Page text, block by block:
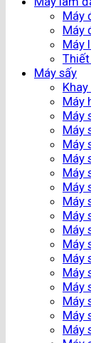
Máy
Máy
Máy
Máy sấy
Máy
Máy
Máy
Máy
Máy
Máy
Máy
Máy
Máy
Máy
Máy
Máy
Máy
Máy
Máy
Máy
Máy